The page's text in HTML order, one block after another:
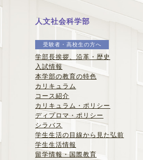
人文社会科学部
受験者・高校生の方へ
学部長挨拶、沿革・歴史
入試情報
本学部の教育の特色
カリキュラム
コース紹介
カリキュラム・ポリシー
ディプロマ・ポリシー
シラバス
学生生活の目線から見た弘前
学生生活情報
留学情報・国際教育